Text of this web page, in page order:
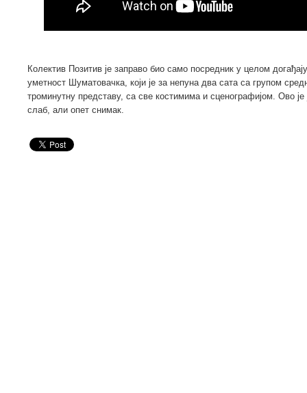
Колектив Позитив је заправо био само посредник у целом
уметност Шуматовачка, који је за непуна два сата са групом
троминутну представу, са све костимима и сценографијом. Ово
слаб, али опет снимак.